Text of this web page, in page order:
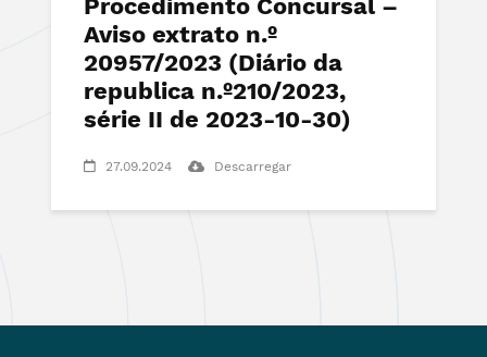
Procedimento Concursal –
Aviso extrato n.º
20957/2023 (Diário da
republica n.º210/2023,
série II de 2023-10-30)
27.09.2024 Descarregar